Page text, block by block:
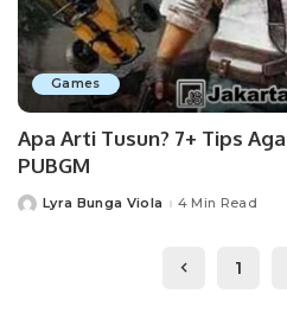
Games
Apa Arti Tusun? 7+ Tips
PUBGM
PostedLyra Bunga Viola 4 Min Read
1